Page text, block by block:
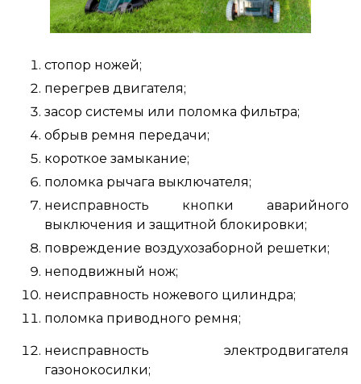
стопор ножей;
перегрев двигателя;
засор системы или поломка фильтра;
обрыв ремня передачи;
короткое замыкание;
поломка рычага выключателя;
неисправность кнопки аварийного
выключения и защитной блокировки;
повреждение воздухозаборной решетки;
неподвижный нож;
неисправность ножевого цилиндра;
поломка приводного ремня;
неисправность электродвигателя
газонокосилки;